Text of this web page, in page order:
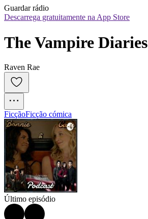
Guardar rádio
Descarrega gratuitamente na App Store
The Vampire Diaries
Raven Rae
FicçãoFicção cómica
Último episódio